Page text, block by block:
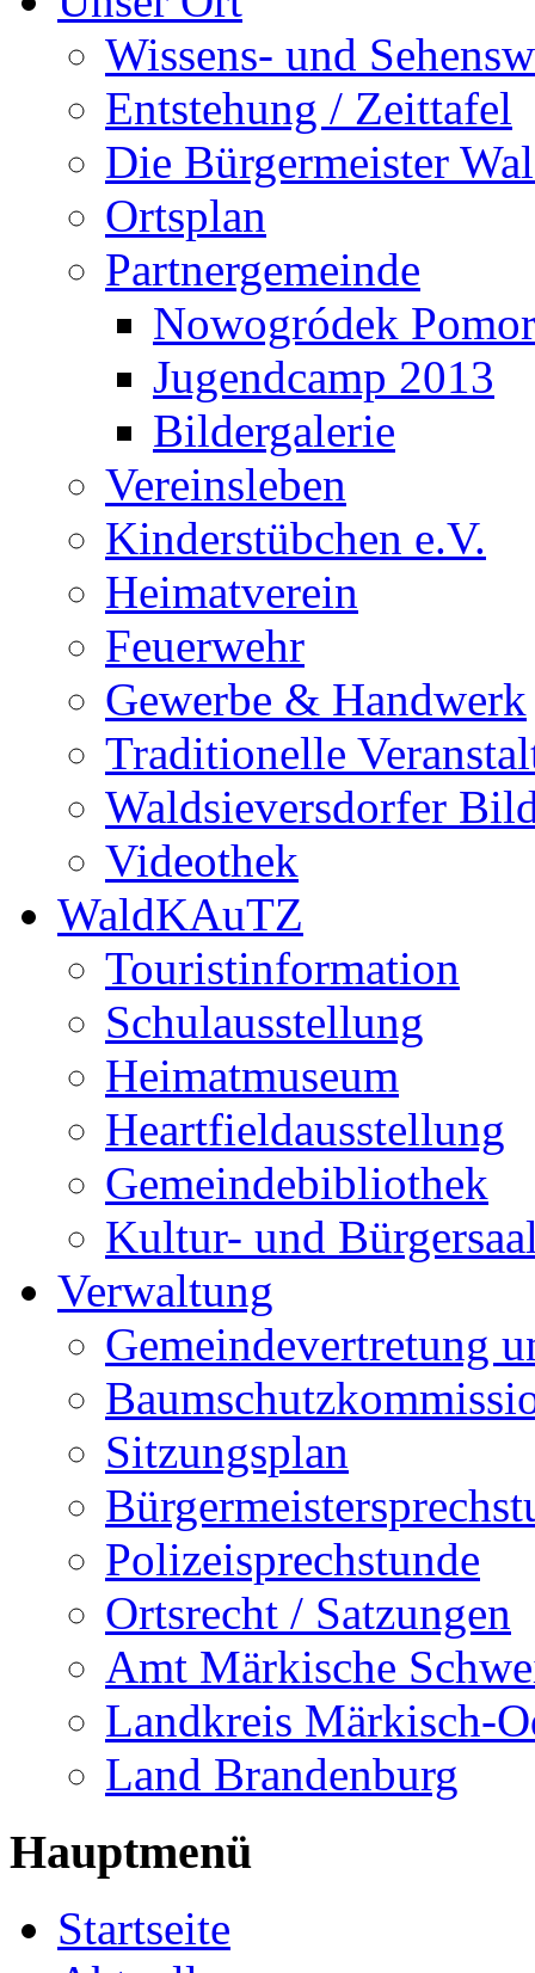
Wissens- und
Entstehung / Zeittafel
Die Bürgermeister
Ortsplan
Partnergemeinde
Nowogródek
Jugendcamp 2013
Bildergalerie
Vereinsleben
Kinderstübchen e.V.
Heimatverein
Feuerwehr
Gewerbe & Handwerk
Traditionelle
Waldsieversdorfer
Videothek
WaldKAuTZ
Touristinformation
Schulausstellung
Heimatmuseum
Heartfieldausstellung
Gemeindebibliothek
Kultur- und
Verwaltung
Gemeindevertretung
Sitzungsplan
Polizeisprechstunde
Ortsrecht / Satzungen
Amt Märkische
Landkreis Märkisch-
Land Brandenburg
Hauptmenü
Startseite